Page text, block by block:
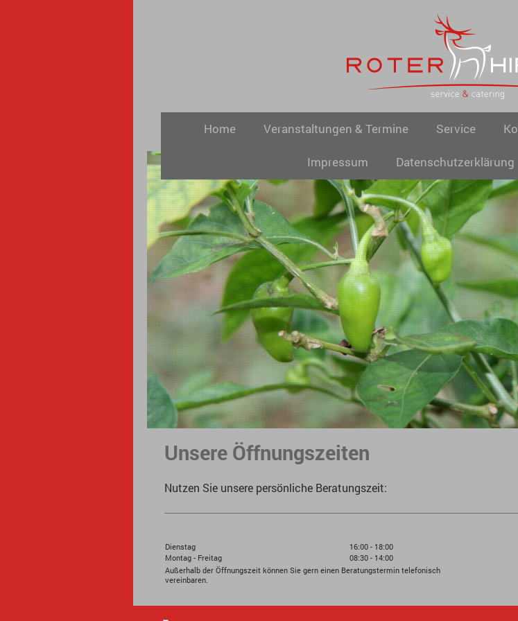
Home Veranstaltungen & Termine Service
Impressum Datenschutzerklärung
Unsere Öffnungszeiten
Nutzen Sie unsere persönliche Beratungszeit:
Dienstag 16:00 - 18:00
Montag - Freitag
08:30 - 14:00
Außerhalb der Öffnungszeit können Sie gern einen Beratungstermin telefonisch
vereinbaren.